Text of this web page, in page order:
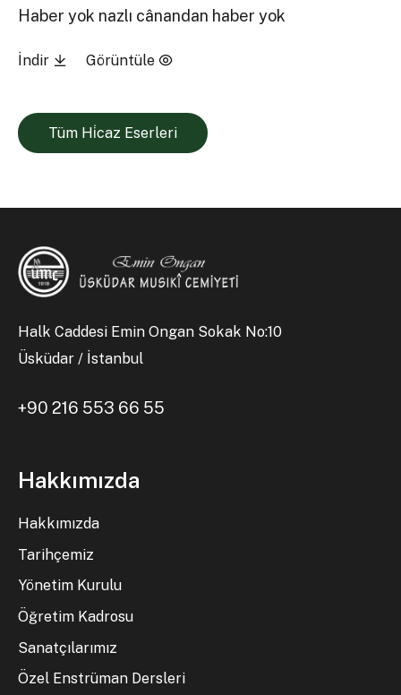
Haber yok nazlı cânandan haber yok
İndir Görüntüle
Tüm Hi̇caz Eserleri
Halk Caddesi Emin Ongan Sokak No:10
Üsküdar / İstanbul
+90 216 553 66 55
Hakkımızda
Hakkımızda
Tarihçemiz
Yönetim Kurulu
Öğretim Kadrosu
Sanatçılarımız
Özel Enstrüman Dersleri